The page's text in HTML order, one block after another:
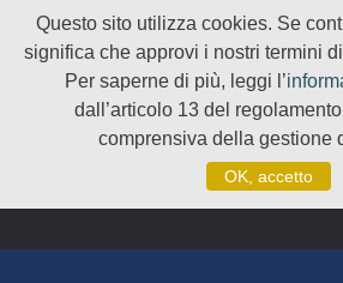
Questo sito utilizza cookies. Se
significa che approvi i nostri termini
Per saperne di più, leggi l’
dall’articolo 13 del
comprensiva della gestione
OK, accetto